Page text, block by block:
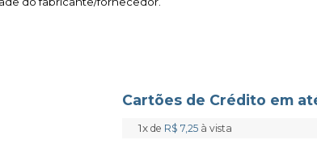
Cartões de Crédito em
1x de R$ 7,25 à vista